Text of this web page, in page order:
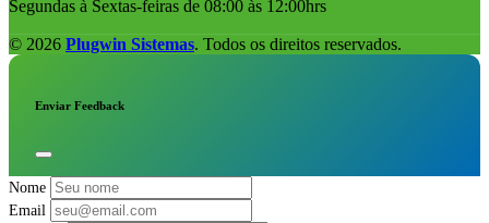
Segundas à Sextas-feiras de 08:00 às 12:00hrs
© 2026 Plugwin Sistemas. Todos os direitos reservados.
Enviar Feedback
Nome
Email